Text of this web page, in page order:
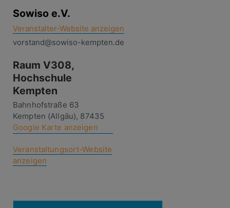
Sowiso e.V.
Veranstalter-Website anzeigen
vorstand@sowiso-kempten.de
Raum V308,
Hochschule
Kempten
Bahnhofstraße 63
Kempten (Allgäu), 87435
Google Karte anzeigen
Veranstaltungsort-Website
anzeigen